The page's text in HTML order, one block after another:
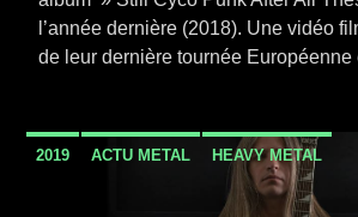
l’année dernière (2018). Une vidéo
de leur dernière tournée
2019 ACTU METAL HEAVY METAL